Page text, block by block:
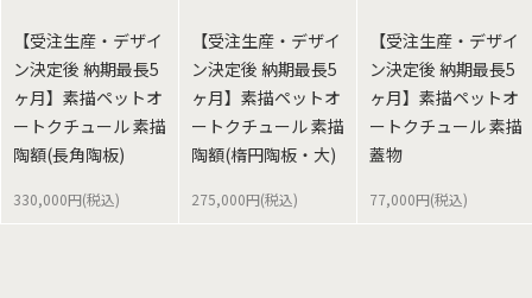
【受注生産・デザイ
ン決定後 納期最長5
ヶ月】素描ペットオ
ートクチュール 素描
陶額(長角陶板)
330,000円(税込)
【受注生産・デザイ
ン決定後 納期最長5
ヶ月】素描ペットオ
ートクチュール 素描
陶額(楕円陶板・大)
275,000円(税込)
【受注生産・デザイ
ン決定後 納期最長5
ヶ月】素描ペットオ
ートクチュール 素描
蓋物
77,000円(税込)